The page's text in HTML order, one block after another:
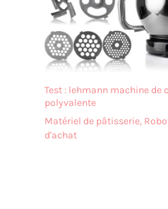
Test : lehmann machine de
polyvalente
Matériel de pâtisserie,
d'achat